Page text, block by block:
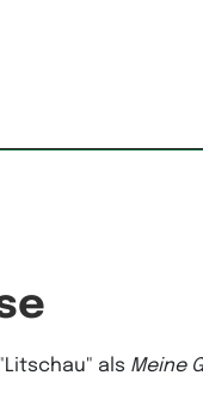
"Litschau" als Meine